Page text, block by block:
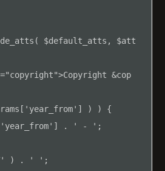
$default_atts, $att
&cop
) ) {
. ' - ';
) . ' ';